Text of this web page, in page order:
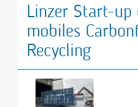
Linzer Start-up
mobiles
Recycling